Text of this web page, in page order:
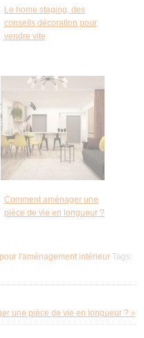
Le home staging, des
conseils décoration pour
vendre vite
Comment aménager une
pièce de vie en longueur ?
l'aménagement intérieur Tags:
une pièce de vie en longueur ? »